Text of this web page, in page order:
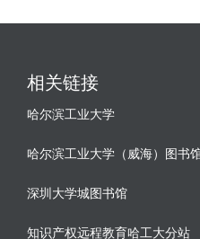
相关链接
哈尔滨工业大学
哈尔滨工业大学（威海）图书
深圳大学城图书馆
知识产权远程教育哈工大分站